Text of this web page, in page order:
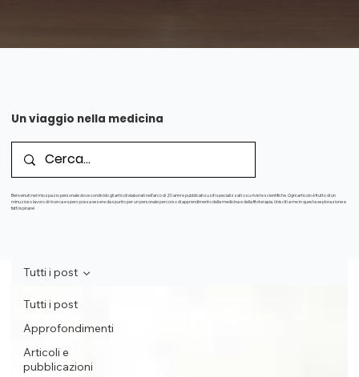
Un viaggio nella medicina
Benvenuti nel mio spazio personale dove condivido gli articoli elaborati nell'arco di 20 anni e pubblicati su siti specializzati o su riviste scientifiche. Ogni articolo è frutto di un
minuzioso lavoro di ricerca e spero possa essere da spunto per un personale percorso di apprendimento della medicina e della fitoterapia. Unisciti a me in questa esplorazione e
fatti ispirare!
Tutti i post
Approfondimenti
Articoli e
pubblicazioni
Tutti i post